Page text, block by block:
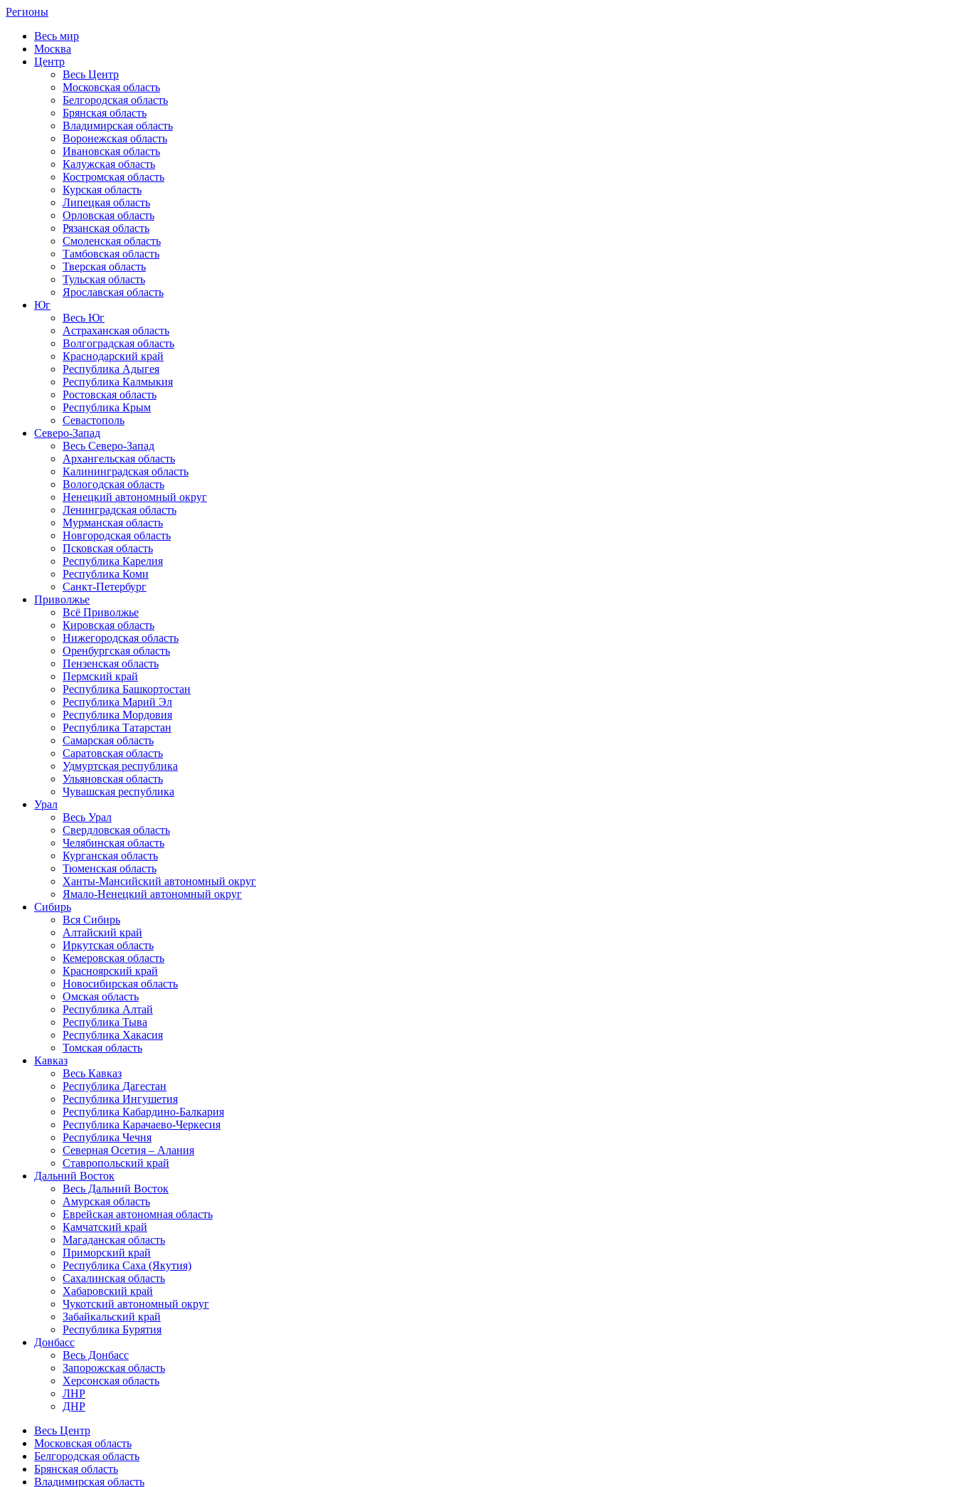
Регионы
Весь мир
Москва
Центр
Весь Центр
Московская область
Белгородская область
Брянская область
Владимирская область
Воронежская область
Ивановская область
Калужская область
Костромская область
Курская область
Липецкая область
Орловская область
Рязанская область
Смоленская область
Тамбовская область
Тверская область
Тульская область
Ярославская область
Юг
Весь Юг
Астраханская область
Волгоградская область
Краснодарский край
Республика Адыгея
Республика Калмыкия
Ростовская область
Республика Крым
Севастополь
Северо-Запад
Весь Северо-Запад
Архангельская область
Калининградская область
Вологодская область
Ненецкий автономный округ
Ленинградская область
Мурманская область
Новгородская область
Псковская область
Республика Карелия
Республика Коми
Санкт-Петербург
Приволжье
Всё Приволжье
Кировская область
Нижегородская область
Оренбургская область
Пензенская область
Пермский край
Республика Башкортостан
Республика Марий Эл
Республика Мордовия
Республика Татарстан
Самарская область
Саратовская область
Удмуртская республика
Ульяновская область
Чувашская республика
Урал
Весь Урал
Свердловская область
Челябинская область
Курганская область
Тюменская область
Ханты-Мансийский автономный округ
Ямало-Ненецкий автономный округ
Сибирь
Вся Сибирь
Алтайский край
Иркутская область
Кемеровская область
Красноярский край
Новосибирская область
Омская область
Республика Алтай
Республика Тыва
Республика Хакасия
Томская область
Кавказ
Весь Кавказ
Республика Дагестан
Республика Ингушетия
Республика Кабардино-Балкария
Республика Карачаево-Черкесия
Республика Чечня
Северная Осетия – Алания
Ставропольский край
Дальний Восток
Весь Дальний Восток
Амурская область
Еврейская автономная область
Камчатский край
Магаданская область
Приморский край
Республика Саха (Якутия)
Сахалинская область
Хабаровский край
Чукотский автономный округ
Забайкальский край
Республика Бурятия
Донбасс
Весь Донбасс
Запорожская область
Херсонская область
ЛНР
ДНР
Весь Центр
Московская область
Белгородская область
Брянская область
Владимирская область